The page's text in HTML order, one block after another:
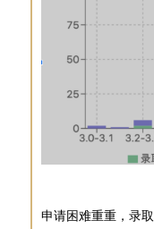
申请困难重重，录